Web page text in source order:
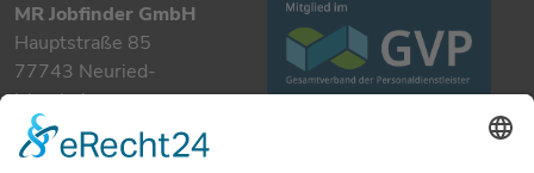
MR Jobfinder GmbH
Hauptstraße 85
77743 Neuried-
Ichenheim
+49 7807 885 901 0
info@mrjobfinder.com